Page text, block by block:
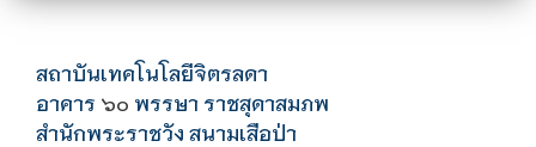
สถาบันเทคโนโลยีจิตรลดา
อาคาร ๖๐ พรรษา ราชสุดาสมภพ
สำนักพระราชวัง สนามเสือป่า